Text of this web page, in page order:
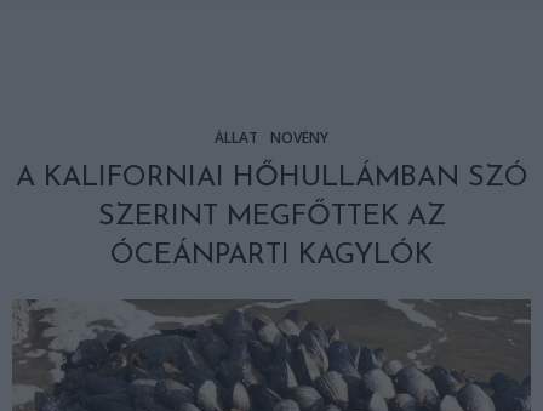
ÁLLAT NÖVÉNY
A KALIFORNIAI HŐHULLÁMBAN SZÓ
SZERINT MEGFŐTTEK AZ
ÓCEÁNPARTI KAGYLÓK